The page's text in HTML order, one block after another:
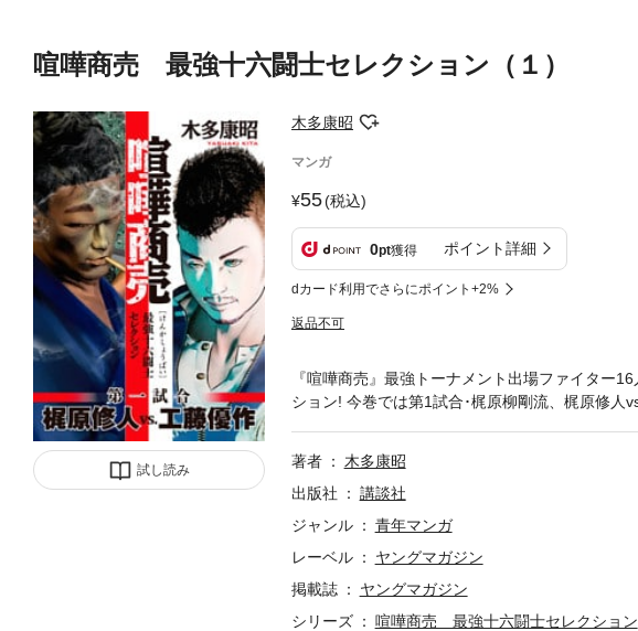
喧嘩商売 最強十六闘士セレクション（１）
試し読み
木多康昭
マンガ
55(税込)
0pt獲得 ポイント詳細
dカード利用でさらにポイント+2%
返品不可
『喧嘩商売』最強トーナメント出場ファイター
ション! 今巻では第1試合･梶原柳剛流、梶原修人
著者
木多康昭
出版社
講談社
ジャンル
青年マンガ
レーベル
ヤングマガジン
掲載誌
ヤングマガジン
シリーズ
喧嘩商売 最強十六闘士セレクション